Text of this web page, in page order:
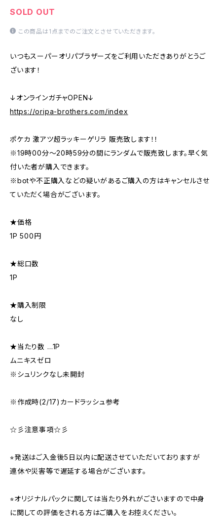
SOLD OUT
この商品は1点までのご注文とさせていただきます。
いつもスーパーオリパブラザーズをご利用いただきありがとうご
ざいます！
↓オンラインガチャOPEN↓
https://oripa-brothers.com/index
ポケカ 激アツ超ラッキーゲリラ 販売致します！！
※19時00分〜20時59分の間にランダムで販売致します。早く気
付いた者が購入できます。
※botや不正購入などの疑いがあるご購入の方はキャンセルさせ
ていただく場合がございます。
★価格
1P 500円
★総口数
1P
★購入制限
なし
★当たり数 …1P
ムニキスゼロ
※シュリンクなし未開封
※作成時(2/17)カードラッシュ参考
☆彡注意事項☆彡
⭐︎発送はご入金後5日以内に配送させていただいておりますが
連休や災害等で遅延する場合がございます。
⭐︎オリジナルパックに関しては当たり外れがごさいますので中身
に関しての評価をされる方はご購入をお控えください。